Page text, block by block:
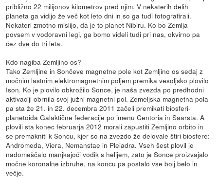
približno 22 milijonov kilometrov pred njim. V nekaterih delih
planeta ga vidijo že več kot leto dni in so ga tudi fotografirali.
Nekateri zmotno mislijo, da je to planet Nibiru. Ko bo Zemlja
povsem v vodoravni legi, ga bomo videli tudi pri nas, okvirno pa
čez dve do tri leta.
Kdo nagiba Zemljino os?
Tako Zemljine in Sončeve magnetne pole kot Zemljino os sedaj z
močnim lastnim elektromagnetnim poljem premika vesoljsko plovilo
Ison. Ko je plovilo obkrožilo Sonce, je naša zvezda po predhodni
aktivaciji obrnila svoj južni magnetni pol. Zemeljska magnetna pola
pa sta že 21. in 22. decembra 2011 začeli premikati biosferi-
planetoida Galaktične federacije po imenu Centoria in Saarsta. A
plovili sta konec februarja 2012 morali zapustiti Zemljino orbito in
se premakniti k Soncu, kjer so na zvezdo že delovale štiri biosfere:
Andromeda, Viera, Nemanstae in Pleiadra. Vseh šest plovil je
nadomeščalo manjkajoči vodik s helijem, zato je Sonce proizvajalo
močne koronalne izbruhe, na koncu pa postalo vse bolj belo in
večje.